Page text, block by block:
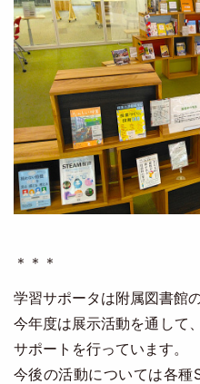
＊＊＊
学習サポータは附属図書館
今年度は展示活動を通して
サポートを行っています。
今後の活動については各種